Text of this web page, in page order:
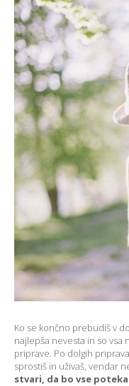
Ko se končno prebudiš v
najlepša nevesta in so vsa
priprave. Po dolgih
sprostiš in uživaš, vendar
stvari, da bo vse